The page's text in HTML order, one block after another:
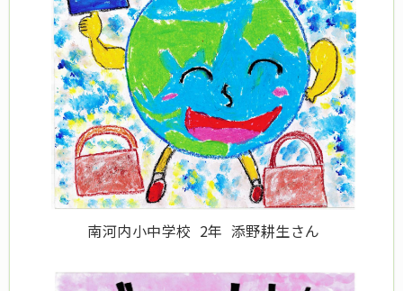
南河内小中学校 2年 添野耕生さん